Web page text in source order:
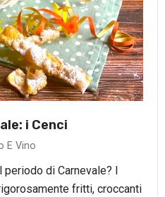
i Cenci
E Vino
di Carnevale? I
fritti, croccanti